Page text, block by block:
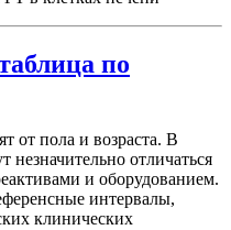
по
от пола и возраста. В
незначительно отличаться
и оборудованием.
интервалы,
клинических